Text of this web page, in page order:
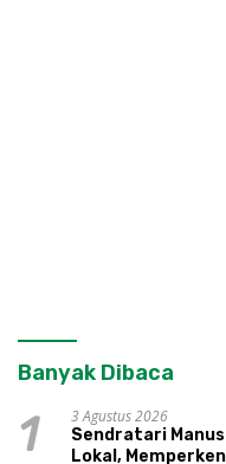
Banyak Dibaca
1
3 Agustus 2026
Sendratari
Lokal,